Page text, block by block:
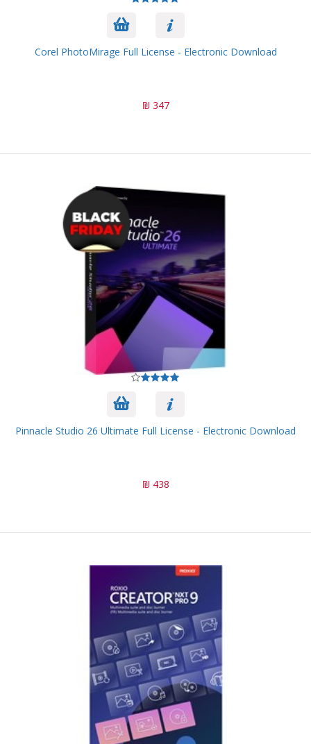
Corel PhotoMirage Full License - Electronic Download
347 ₪
Pinnacle Studio 26 Ultimate Full License - Electronic Download
438 ₪